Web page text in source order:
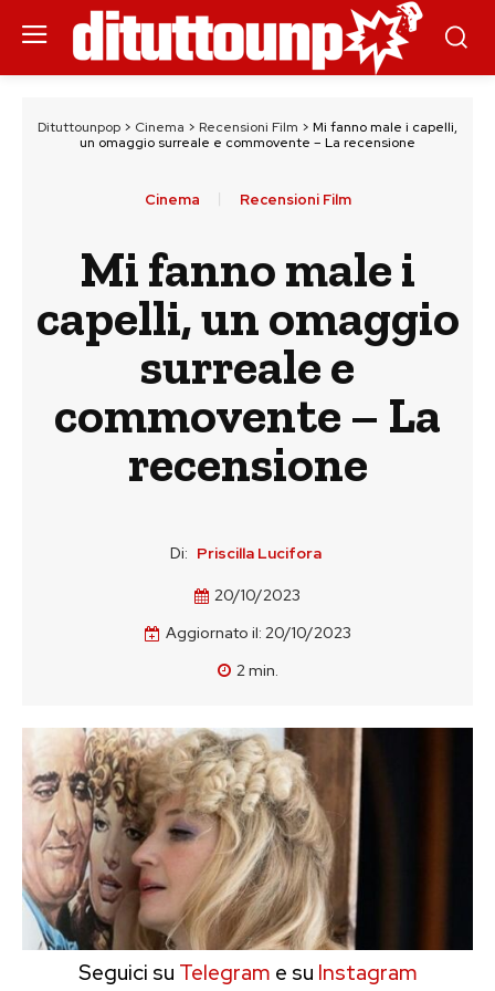
Dituttounpop > Cinema > Recensioni Film > Mi fanno male i capelli,
un omaggio surreale e commovente – La recensione
Cinema Recensioni Film
Mi fanno male i
capelli, un omaggio
surreale e
commovente – La
recensione
Di: Priscilla Lucifora
20/10/2023
Aggiornato il: 20/10/2023
2min.
Seguici su Telegram e su Instagram